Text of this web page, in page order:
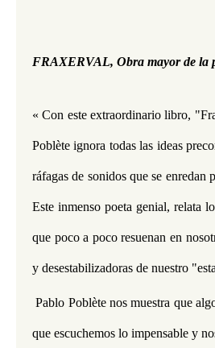
FRAXERVAL, Obra mayor de la
« Con este extraordinario libro,
Poblète ignora todas las ideas
ráfagas de sonidos que se enredan
Este inmenso poeta genial, relata
que poco a poco resuenan en
y desestabilizadoras de nuestro
Pablo Poblète nos muestra que
que escuchemos lo impensable y